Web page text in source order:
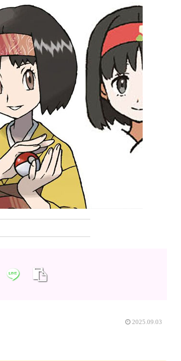
2025.09.03